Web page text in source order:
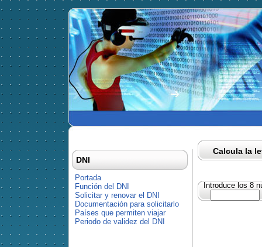
Calcula la
Introduce los 8
DNI
Portada
Función del DNI
Solicitar y renovar el DNI
Documentación para solicitarlo
Países que permiten viajar
Periodo de validez del DNI